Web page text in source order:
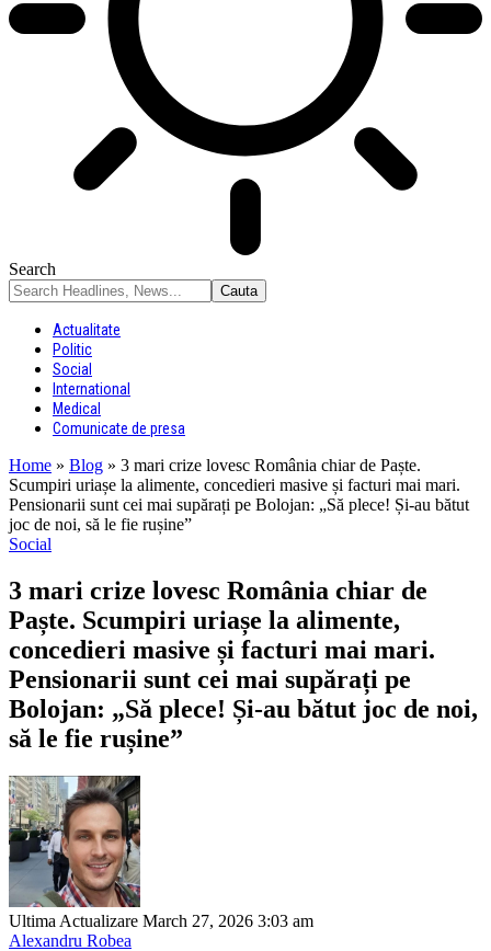
Search
Actualitate
Politic
Social
International
Medical
Comunicate de presa
Home » Blog » 3 mari crize lovesc România chiar de Paște.
Scumpiri uriașe la alimente, concedieri masive și facturi mai mari.
Pensionarii sunt cei mai supărați pe Bolojan: „Să plece! Și-au bătut
joc de noi, să le fie rușine”
Social
3 mari crize lovesc România chiar de
Paște. Scumpiri uriașe la alimente,
concedieri masive și facturi mai mari.
Pensionarii sunt cei mai supărați pe
Bolojan: „Să plece! Și-au bătut joc de noi,
să le fie rușine”
Ultima Actualizare March 27, 2026 3:03 am
Alexandru Robea